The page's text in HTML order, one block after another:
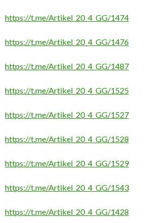
https://t.me/Artikel_20_4_GG/1474
https://t.me/Artikel_20_4_GG/1476
https://t.me/Artikel_20_4_GG/1487
https://t.me/Artikel_20_4_GG/1525
https://t.me/Artikel_20_4_GG/1527
https://t.me/Artikel_20_4_GG/1528
https://t.me/Artikel_20_4_GG/1529
https://t.me/Artikel_20_4_GG/1543
https://t.me/Artikel_20_4_GG/1428